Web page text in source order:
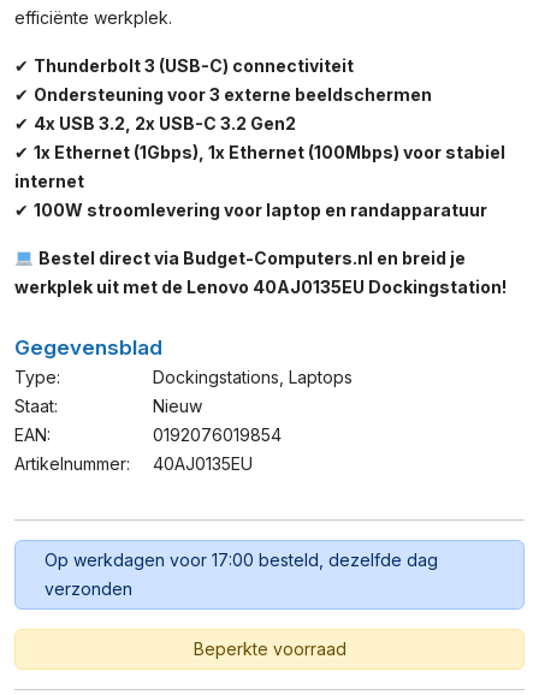
efficiënte werkplek.
✔ Thunderbolt 3 (USB-C) connectiviteit
✔ Ondersteuning voor 3 externe beeldschermen
✔ 4x USB 3.2, 2x USB-C 3.2 Gen2
✔ 1x Ethernet (1Gbps), 1x Ethernet (100Mbps) voor stabiel
internet
✔ 100W stroomlevering voor laptop en randapparatuur
Bestel direct via Budget-Computers.nl en breid je
werkplek uit met de Lenovo 40AJ0135EU Dockingstation!
Gegevensblad
Type: Dockingstations Laptops
Staat:
Nieuw
EAN:
0192076019854
Artikelnummer:
40AJ0135EU
Op werkdagen voor 17:00 besteld, dezelfde dag
verzonden
Beperkte voorraad